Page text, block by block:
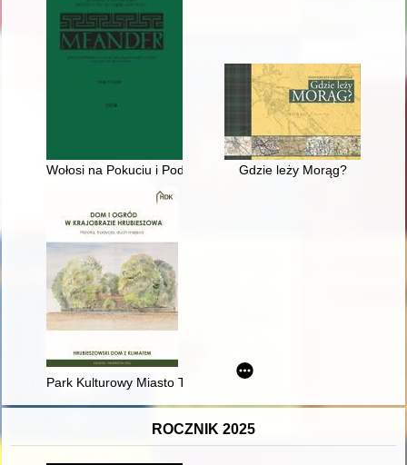
Wołosi na Pokuciu i Podolu : słowo o odnalezieniu
Gdzie leży Morąg?
Park Kulturowy Miasto Tkaczy (Zgierz)
ROCZNIK 2025